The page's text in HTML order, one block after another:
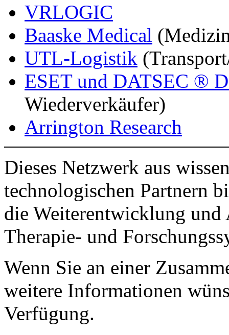
VRLOGIC
Baaske Medical
UTL-Logistik
ESET und DATSEC ®
Wiederverkäufer)
Arrington Research
Dieses Netzwerk aus
technologischen Partnern
die Weiterentwicklung
Therapie- und
Wenn Sie an einer
weitere Informationen
Verfügung.